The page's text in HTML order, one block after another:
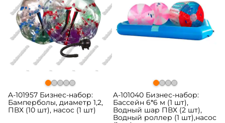
A-101957 Бизнес-набор:
Бамперболы, диаметр 1,2,
ПВХ (10 шт), насос (1 шт)
A-101040 Бизнес-набор:
Бассейн 6*6 м (1 шт),
Водный шар ПВХ (2 шт),
Водный роллер (1 шт),насос